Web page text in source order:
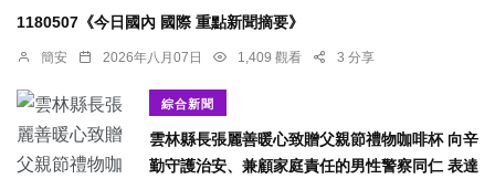
1180507《今日國內 國際 重點新聞摘要》
簡安 2026年八月07日 1,409 觀看 3 分享
綜合新聞
雲林縣長張麗善暖心致贈父親節禮物咖啡杯 向辛
勤守護治安、兼顧家庭責任的男性警察同仁 表達